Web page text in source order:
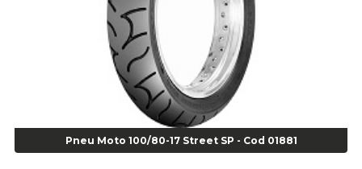
Super Bonder 60 segundos 20 grs - cod 03640
Agulha Escariadora Passeio - Cod 02978
Agulha Escariadora/ Alargadora Caminhão - COD. 02342
Agulha Inserto Pneu s/ câmara - Caminhão - Cod 01909
Agulha Inserto Pneu s/ câmara - Moto - cod 02973
Agulha Inserto Pneus s/ câmara - Passeio - Cod 00163
Agulha para Aplicação Vipstem- Vipal - Cod 02558
Pneu Moto 100/80-17 Street SP - Cod 01881